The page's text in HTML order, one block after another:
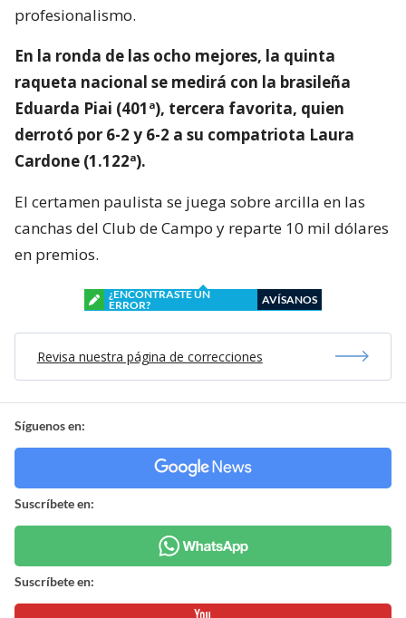
profesionalismo.
En la ronda de las ocho mejores, la quinta
raqueta nacional se medirá con la brasileña
Eduarda Piai (401ª), tercera favorita, quien
derrotó por 6-2 y 6-2 a su compatriota Laura
Cardone (1.122ª).
El certamen paulista se juega sobre arcilla en las
canchas del Club de Campo y reparte 10 mil dólares
en premios.
¿ENCONTRASTE UN
ERROR?
AVÍSANOS
Revisa nuestra página de correcciones
Síguenos en:
Suscríbete en:
Suscríbete en: